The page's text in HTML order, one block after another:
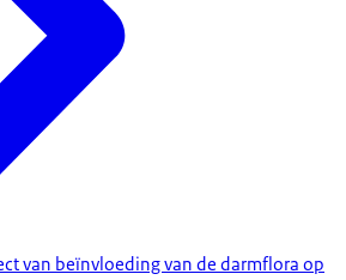
van beïnvloeding van de darmflora op